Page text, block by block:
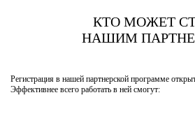
КТО МОЖЕТ
НАШИМ
Регистрация в нашей партнерской программе
Эффективнее всего работать в ней смогут: